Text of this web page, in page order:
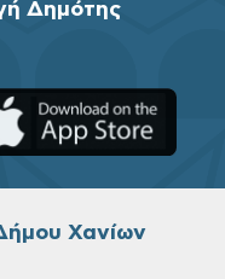
Δημότης
Χανίων